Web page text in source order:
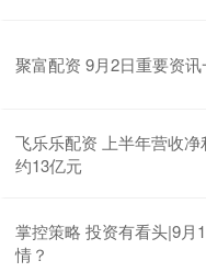
聚富配资 9月2日重要资
飞乐乐配资 上半年营收
约13亿元
掌控策略 投资有看头|9月
情？